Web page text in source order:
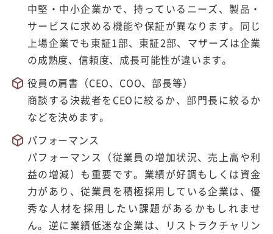
中堅・中小企業かで、持っているニーズ、製品・
サービスに求める機能や保証が異なります。同じ
上場企業でも東証1部、東証2部、マザーズは企業
の成熟度、信頼度、成長可能性が違います。
役員の肩書（CEO、COO、部長等）
商談する決裁者をCEOに絞るか、部門長に絞るか
などを決めます。
パフォーマンス
パフォーマンス（従業員の増加状況、売上高や利
益の増減）も重要です。業績が好調もしくは資金
力があり、従業員を積極採用している企業は、優
秀な人材を採用したい課題があるかもしれませ
ん。逆に業績低迷な企業は、リストラクチャリン